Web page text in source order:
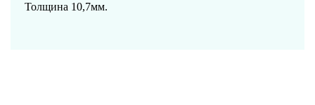
Толщина 10,7мм.